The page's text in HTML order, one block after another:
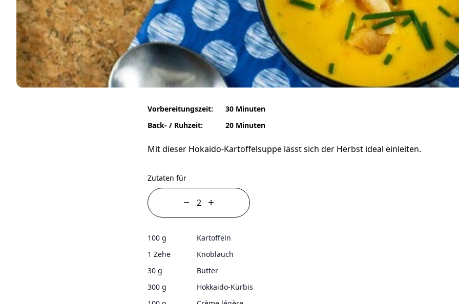
Vorbereitungszeit:
Back- / Ruhzeit:
30 Minuten
20 Minuten
Mit dieser Hokaido-Kartoffelsuppe lässt sich der Herbst ideal einleiten.
Zutaten für
100 g
Kartoffeln
1 Zehe
Knoblauch
30 g
Butter
300 g
Hokkaido-Kürbis